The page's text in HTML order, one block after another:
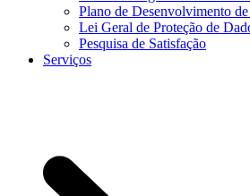
Plano de Desenvolvimento
Lei Geral de Proteção de
Pesquisa de Satisfação
Serviços